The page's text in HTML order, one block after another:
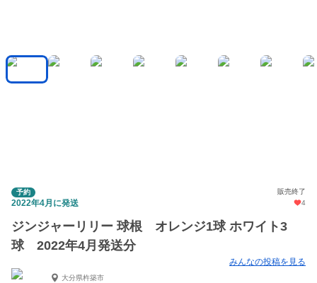
予約 販売終了
2022年4月に発送 4
ジンジャーリリー 球根 オレンジ1球 ホワイト3
球 2022年4月発送分
みんなの投稿を見る
大分県杵築市